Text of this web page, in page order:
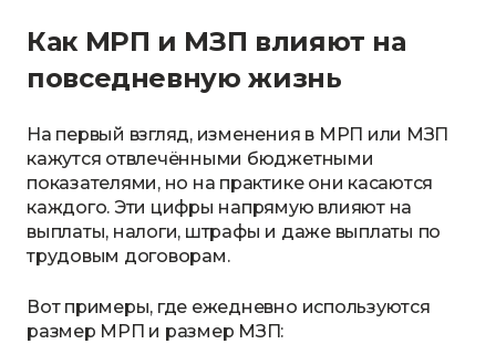
Как МРП и МЗП влияют на
повседневную жизнь
На первый взгляд, изменения в МРП или МЗП
кажутся отвлечёнными бюджетными
показателями, но на практике они касаются
каждого. Эти цифры напрямую влияют на
выплаты, налоги, штрафы и даже выплаты по
трудовым договорам.
Вот примеры, где ежедневно используются
размер МРП и размер МЗП: